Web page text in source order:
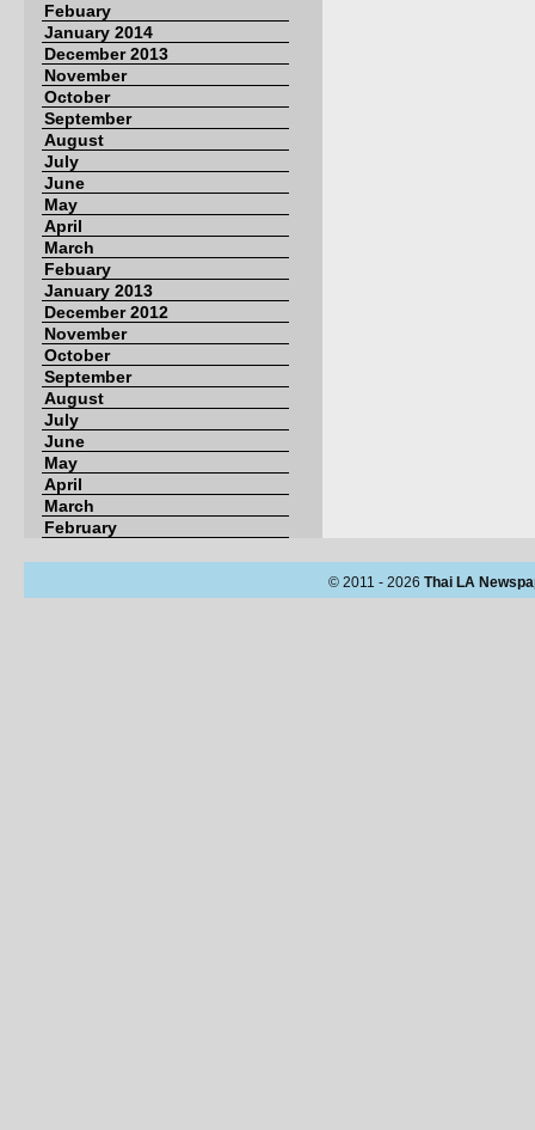
Febuary
January 2014
December 2013
November
October
September
August
July
June
May
April
March
Febuary
January 2013
December 2012
November
October
September
August
July
June
May
April
March
February
© 2011 - 2026 Thai LA